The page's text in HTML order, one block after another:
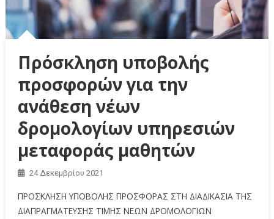
Πρόσκληση υποβολής
προσφορών για την
ανάθεση νέων
δρομολογίων υπηρεσιών
μεταφοράς μαθητών
24 Δεκεμβρίου 2021
ΠΡΟΣΚΛΗΣΗ ΥΠΟΒΟΛΗΣ ΠΡΟΣΦΟΡΑΣ ΣΤΗ ΔΙΑΔΙΚΑΣΙΑ ΤΗΣ
ΔΙΑΠΡΑΓΜΑΤΕΥΣΗΣ ΤΙΜΗΣ ΝΕΩΝ ΔΡΟΜΟΛΟΓΙΩΝ